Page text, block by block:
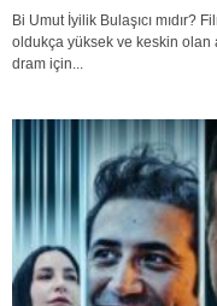
Bi Umut İyilik Bulaşıcı mıdır?
oldukça yüksek ve keskin olan
dram için...